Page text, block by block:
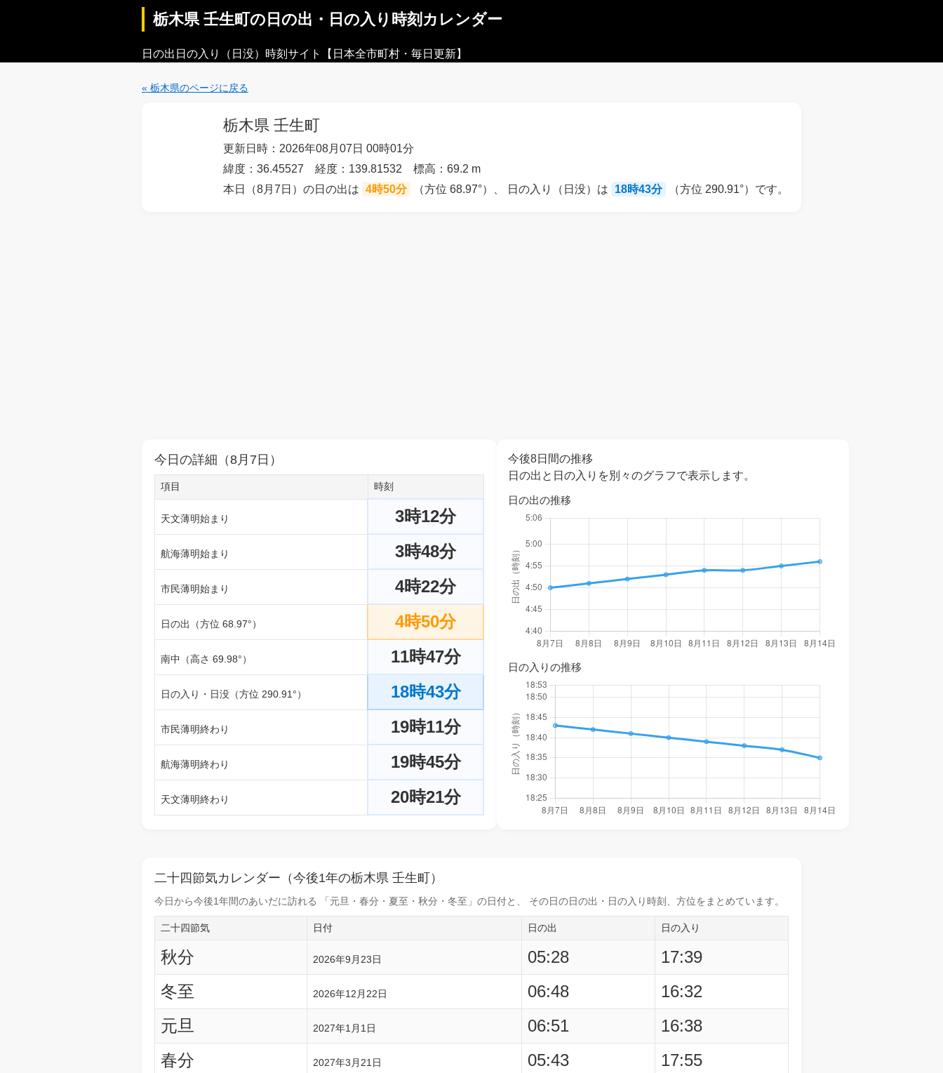
栃木県 壬生町の日の出・日の入り時刻カレンダー
日の出日の入り（日没）時刻サイト【日本全市町村・毎日更新】
« 栃木県のページに戻る
栃木県 壬生町
更新日時：2026年08月07日 00時01分
緯度：36.45527 経度：139.81532 標高：69.2 m
本日（8月7日）の日の出は 4時50分 （方位 68.97°）、 日の入り（日没）は 18時43分 （方位 290.91°）です。
今日の詳細（8月7日）
項目 時刻
天文薄明始まり 3時12分
航海薄明始まり 3時48分
市民薄明始まり 4時22分
日の出（方位 68.97°） 4時50分
南中（高さ 69.98°） 11時47分
日の入り・日没（方位 290.91°） 18時43分
市民薄明終わり 19時11分
航海薄明終わり 19時45分
天文薄明終わり 20時21分
今後8日間の推移
日の出と日の入りを別々のグラフで表示します。
日の出の推移
日の入りの推移
二十四節気カレンダー（今後1年の栃木県 壬生町）
今日から今後1年間のあいだに訪れる 「元旦・春分・夏至・秋分・冬至」の日付と、 その日の日の出・日の入り時刻 、方位をまとめています。
二十四節気 日付 日の出 日の入り
秋分 2026年9月23日 05:28
17:39
冬至
2026年12月22日 06:48
16:32
元旦
2027年1月1日 06:51
16:38
春分
2027年3月21日 05:43
17:55